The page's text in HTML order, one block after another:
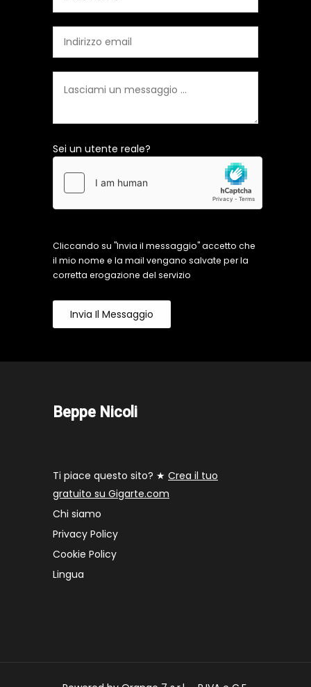
Sei un utente reale?
Cliccando su "Invia il messaggio" accetto che
il mio nome e la mail vengano salvate per la
corretta erogazione del servizio
Invia Il Messaggio
Beppe Nicoli
Ti piace questo sito? ★ Crea il tuo
gratuito su Gigarte.com
Chi siamo
Privacy Policy
Cookie Policy
Lingua